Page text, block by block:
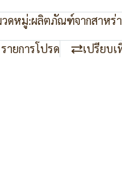
ดหมู่:ผลิตภัณฑ์จากสาหร่
รายการโปรด
เปรียบเ